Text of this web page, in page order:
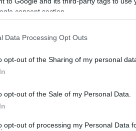
consent section.
Data Processing Opt Outs
opt-out of the Sharing of my personal
opt-out of the Sale of my Personal Data.
opt-out of processing my Personal Data
arról beszélt, hogy a közelmúltban
Play. Szerinte sok vállalat azért
magasra szöktek a költségeik. A
megy a cég, úgy véli, a magyar
eladta flottája egy részét, majd
de hosszabb távon veszélyes lehet.